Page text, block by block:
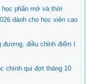
học phần mở và thời
dành cho học viên cao
điều chỉnh điểm I
chính qui đợt tháng 10